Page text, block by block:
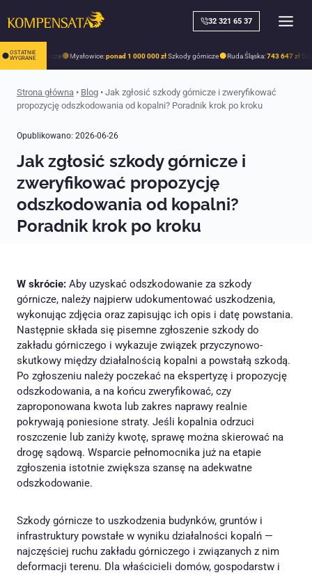
to
32 321 65 37
OSTATNIE
WYGRANE
Szkody górnicze Mysłowice:ponad 1 000 000 złSzkody górnicze Ruda Śląska:743 647 zł
Strona główna • Blog • Jak zgłosić szkody górnicze i zweryfikować
propozycję odszkodowania od kopalni? Poradnik krok po kroku
Opublikowano: 2026-06-26
Jak zgłosić szkody górnicze i
zweryfikować propozycję
odszkodowania od kopalni?
Poradnik krok po kroku
W skrócie: Aby uzyskać odszkodowanie za szkody
górnicze, należy najpierw udokumentować uszkodzenia,
wykonując zdjęcia oraz zapisując ich opis i datę powstania.
Następnie składa się pisemne zgłoszenie szkody do
zakładu górniczego i wykazuje związek przyczynowo-
skutkowy między działalnością kopalni a powstałą szkodą.
Po zgłoszeniu należy poczekać na ekspertyzę i propozycję
odszkodowania, a na końcu zweryfikować, czy
zaproponowana kwota lub zakres naprawy realnie
pokrywają poniesione straty. Jeśli kopalnia odrzuci
roszczenie lub zaniży kwotę, sprawę można skierować na
drogę sądową. Wsparcie pełnomocnika już na etapie
zgłoszenia istotnie zwiększa szansę na adekwatne
odszkodowanie.
Szkody górnicze to uszkodzenia budynków, gruntów i
infrastruktury powstałe w wyniku działalności kopalń —
najczęściej ruchu zakładu górniczego i związanych z nim
deformacji terenu. Dla właścicieli domów, gospodarstw i